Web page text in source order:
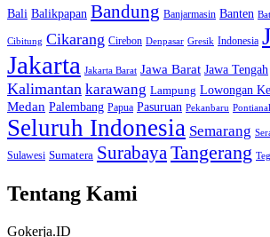
Bali Balikpapan Bandung Banjarmasin Banten
Cibitung Cikarang Cirebon Denpasar Gresik Indonesia
Jakarta Jakarta Barat Jawa Barat Jawa Tengah
Kalimantan karawang Lampung Lowongan
Medan Palembang Papua Pasuruan Pekanbaru
Seluruh Indonesia Semarang
Sulawesi Sumatera Surabaya Tangerang
Tentang Kami
Gokerja.ID